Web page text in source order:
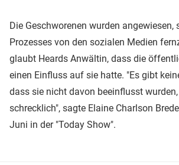
Die Geschworenen wurden angewiesen,
Prozesses von den sozialen Medien
glaubt Heards Anwältin, dass die
einen Einfluss auf sie hatte. "Es gibt
dass sie nicht davon beeinflusst
schrecklich", sagte Elaine Charlson
Juni in der "Today Show".